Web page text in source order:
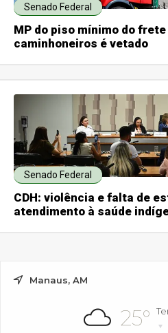
Senado Federal
MP do piso mínimo do
caminhoneiros é vetado
Senado Federal
CDH: violência e falta de
atendimento à saúde
Manaus, AM
25°